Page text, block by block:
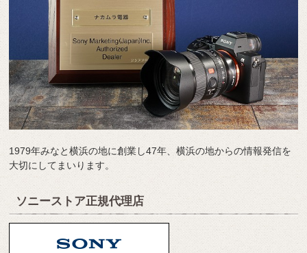
1979年みなと横浜の地に創業し47年、横浜の地からの情報発信を
大切にしてまいります。
ソニーストア正規代理店